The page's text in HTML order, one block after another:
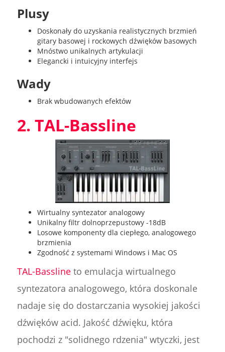
Plusy
Doskonały do uzyskania realistycznych brzmień
gitary basowej i rockowych dźwięków basowych
Mnóstwo unikalnych artykulacji
Elegancki i intuicyjny interfejs
Wady
Brak wbudowanych efektów
2. TAL-Bassline
Wirtualny syntezator analogowy
Unikalny filtr dolnoprzepustowy -18dB
Losowe komponenty dla ciepłego, analogowego
brzmienia
Zgodność z systemami Windows i Mac OS
TAL-Basslineto emulacja wirtualnego
syntezatora analogowego, która doskonale
nadaje się do dostarczania wysokiej jakości
dźwięków acid. Jakość dźwięku, która
pochodzi z "solidnego rdzenia" wtyczki, jest